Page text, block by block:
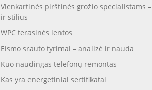
Vienkartinės pirštinės grožio specialistams
ir stilius
WPC terasinės lentos
Eismo srauto tyrimai – analizė ir nauda
Kuo naudingas telefonų remontas
Kas yra energetiniai sertifikatai